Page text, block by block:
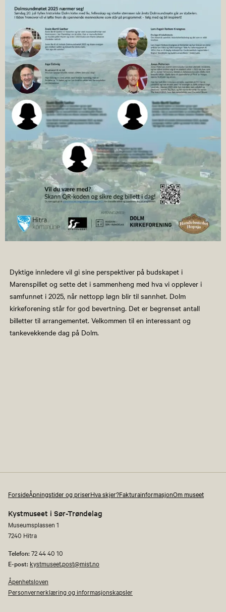
Dyktige innledere vil gi sine perspektiver på budskapet i
Marenspillet og sette det i sammenheng med hva vi opplever i
samfunnet i 2025, når nettopp løgn blir til sannhet. Dolm
kirkeforening står for god bevertning. Det er begrenset antall
billetter til arrangementet. Velkommen til en interessant og
tankevekkende dag på Dolm.
ForsideÅpningstider og priserHva skjer?FakturainformasjonOm museet
Kystmuseet i Sør-Trøndelag
Museumsplassen 1
7240 Hitra
Telefon:72 44 40 10
E-post: kystmuseet.post@mist.no
Åpenhetsloven
Personvernerklæring og informasjonskapsler